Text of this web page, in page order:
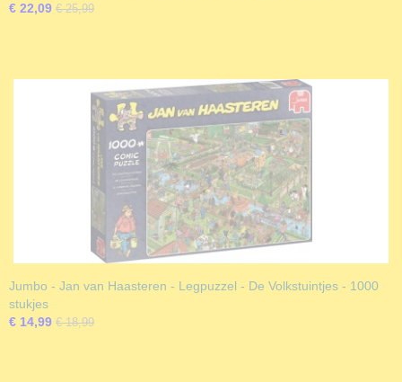
€ 22,09 € 25,99
Jumbo - Jan van Haasteren - Legpuzzel - De Volkstuintjes - 1000
stukjes
€ 14,99 € 18,99